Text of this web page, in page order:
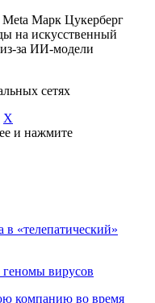
Марк Цукерберг
на искусственный
из-за ИИ-модели
сетях
X
и нажмите
«телепатический»
вирусов
компанию во время